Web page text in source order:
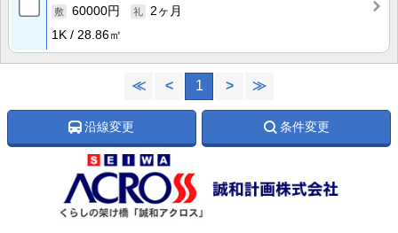
60000円
2ヶ月
1K
28.86㎡
≪ < 1 > ≫
沿線変更 条件変更